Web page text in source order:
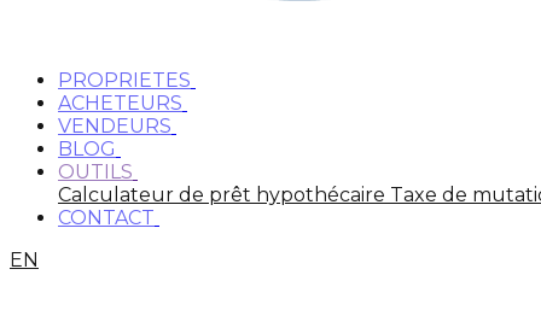
PROPRIETES
ACHETEURS
VENDEURS
BLOG
OUTILS
Calculateur de prêt hypothécaire Taxe de
CONTACT
EN